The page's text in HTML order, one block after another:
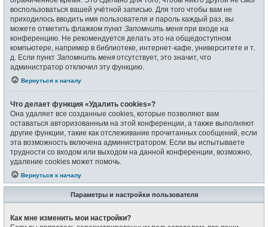
воспользоваться вашей учётной записью. Для того чтобы вам не
приходилось вводить имя пользователя и пароль каждый раз, вы
можете отметить флажком пункт Запомнить меня при входе на
конференцию. Не рекомендуется делать это на общедоступном
компьютере, например в библиотеке, интернет-кафе, университете и т.
д. Если пункт Запомнить меня отсутствует, это значит, что
администратор отключил эту функцию.
Вернуться к началу
Что делает функция «Удалить cookies»?
Она удаляет все созданные cookies, которые позволяют вам
оставаться авторизованным на этой конференции, а также выполняют
другие функции, такие как отслеживание прочитанных сообщений, если
эта возможность включена администратором. Если вы испытываете
трудности со входом или выходом на данной конференции, возможно,
удаление cookies может помочь.
Вернуться к началу
Параметры и настройки пользователя
Как мне изменить мои настройки?